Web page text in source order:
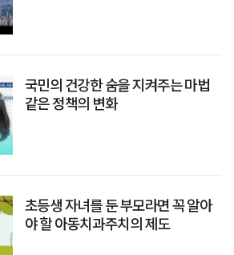
국민의 건강한 숨을 지켜주는 마법
같은 정책의 변화
초등생 자녀를 둔 부모라면 꼭 알아
야 할 아동치과주치의 제도